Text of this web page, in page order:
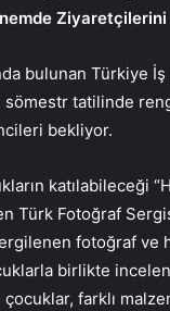
Ziyaretçilerini
bulunan Türkiye İş
sömestr tatilinde
bekliyor.
katılabileceği
Türk Fotoğraf
fotoğraf ve
birlikte
çocuklar, farklı